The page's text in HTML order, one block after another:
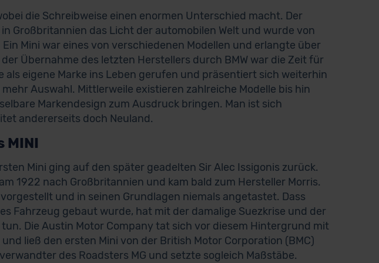
die Schreibweise einen enormen Unterschied macht. Der
Großbritannien das Licht der automobilen Welt und wurde von
Mini war eines von verschiedenen Modellen und erlangte über
Übernahme des letzten Herstellers durch BMW war die Zeit für
als eigene Marke ins Leben gerufen und präsentiert sich weiterhin
Auswahl. Mittlerweile existieren zahlreiche Modelle bis hin
Markendesign zum Ausdruck bringen. Man ist sich
andererseits doch Neuland.
MINI
Mini ging auf den später geadelten Sir Alec Issigonis zurück.
1922 nach Großbritannien und kam bald zum Hersteller Morris.
und in seinen Grundlagen niemals angetastet. Dass
Fahrzeug gebaut wurde, hat mit der damalige Suezkrise und der
Die Austin Motor Company tat sich vor diesem Hintergrund mit
ließ den ersten Mini von der British Motor Corporation (BMC)
des Roadsters MG und setzte sogleich Maßstäbe.